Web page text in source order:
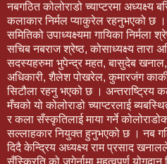
नबगठित कोलोराडो च्याप्टरमा अध्यक्ष्य
कलाकार निर्मल प्याकुरेल रहनुभएको छ ।
समितिको उपाध्यक्ष्यमा गायिका निर्मला
सचिब नबराज श्रेष्ठ, कोसाध्यक्ष्य तारा
सदस्यहरुमा भुपेन्द्र महत, बासुदेब
अधिकारी, शैलेश पोखरेल, कुमारजंग
सिटौला रहनु भएको छ । अन्तराष्ट्रिय
मँचको यो कोलोराडो च्याप्टरलाई
र कला सँस्कृतिलाई माया गर्ने
सल्लाहकार नियुक्त हुनुभएको छ । नब
दिदै केन्द्रिय अध्यक्ष्य राम प्रसाद